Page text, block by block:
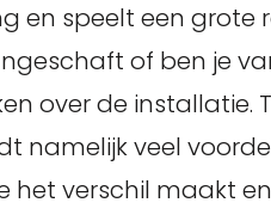
en speelt een grote
of ben je
over de installatie.
namelijk veel
het verschil maakt